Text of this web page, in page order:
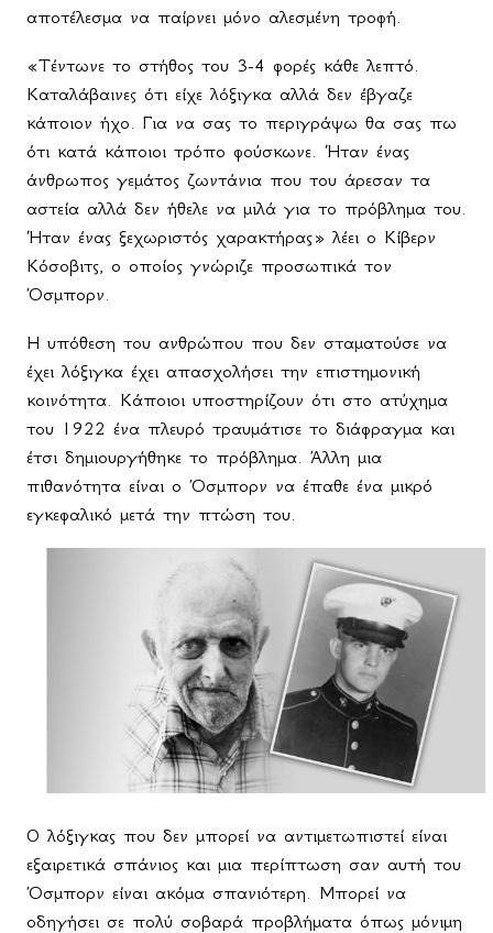
αποτέλεσμα να παίρνει μόνο αλεσμένη τροφή.
«Τέντωνε το στήθος του 3-4 φορές κάθε λεπτό.
Καταλάβαινες ότι είχε λόξιγκα αλλά δεν έβγαζε
κάποιον ήχο. Για να σας το περιγράψω θα σας πω
ότι κατά κάποιοι τρόπο φούσκωνε. Ήταν ένας
άνθρωπος γεμάτος ζωντάνια που του άρεσαν τα
αστεία αλλά δεν ήθελε να μιλά για το πρόβλημα του.
Ήταν ένας ξεχωριστός χαρακτήρας» λέει ο Κίβερν
Κόσοβιτς, ο οποίος γνώριζε προσωπικά τον
Όσμπορν.
Η υπόθεση του ανθρώπου που δεν σταματούσε να
έχει λόξιγκα έχει απασχολήσει την επιστημονική
κοινότητα. Κάποιοι υποστηρίζουν ότι στο ατύχημα
του 1922 ένα πλευρό τραυμάτισε το διάφραγμα και
έτσι δημιουργήθηκε το πρόβλημα. Άλλη μια
πιθανότητα είναι ο Όσμπορν να έπαθε ένα μικρό
εγκεφαλικό μετά την πτώση του.
Ο λόξιγκας που δεν μπορεί να αντιμετωπιστεί είναι
εξαιρετικά σπάνιος και μια περίπτωση σαν αυτή του
Όσμπορν είναι ακόμα σπανιότερη. Μπορεί να
οδηγήσει σε πολύ σοβαρά προβλήματα όπως μόνιμη